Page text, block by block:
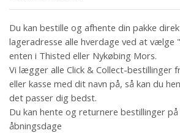
Du kan bestille og afhente din pakke
lageradresse alle hverdage ved at vælge
enten i Thisted eller Nykøbing Mors.
Vi lægger alle Click & Collect-bestillinger
eller kasse med dit navn på, så kan du
det passer dig bedst.
Du kan hente og returnere bestillinger
åbningsdage